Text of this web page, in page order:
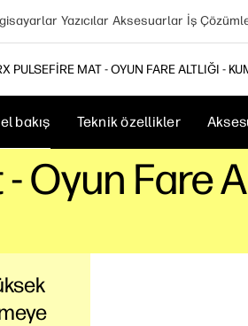
Yazıcılar Aksesuarlar İş
PULSEFIRE MAT - OYUN FARE ALTLIĞI -
bakış Teknik özellikler
Fare